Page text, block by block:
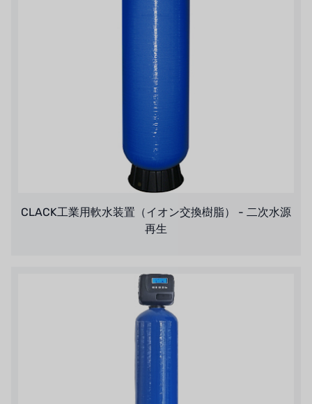
CLACK工業用軟水装置（イオン交換樹脂） - 二次水源
再生